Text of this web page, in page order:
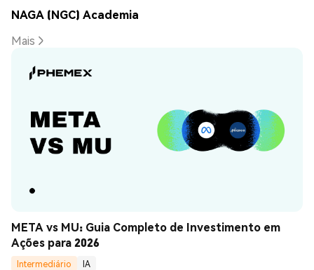
NAGA (NGC) Academia
Mais
META vs MU: Guia Completo de Investimento em
Ações para 2026
Intermediário
IA